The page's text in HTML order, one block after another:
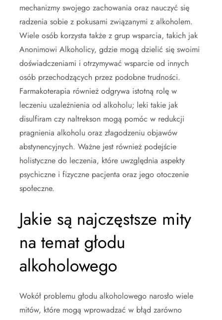
mechanizmy swojego zachowania oraz nauczyć się
radzenia sobie z pokusami związanymi z alkoholem.
Wiele osób korzysta także z grup wsparcia, takich jak
Anonimowi Alkoholicy, gdzie mogą dzielić się swoimi
doświadczeniami i otrzymywać wsparcie od innych
osób przechodzących przez podobne trudności.
Farmakoterapia również odgrywa istotną rolę w
leczeniu uzależnienia od alkoholu; leki takie jak
disulfiram czy naltrekson mogą pomóc w redukcji
pragnienia alkoholu oraz złagodzeniu objawów
abstynencyjnych. Ważne jest również podejście
holistyczne do leczenia, które uwzględnia aspekty
psychiczne i fizyczne pacjenta oraz jego otoczenie
społeczne.
Jakie są najczęstsze mity
na temat głodu
alkoholowego
Wokół problemu głodu alkoholowego narosło wiele
mitów, które mogą wprowadzać w błąd zarówno